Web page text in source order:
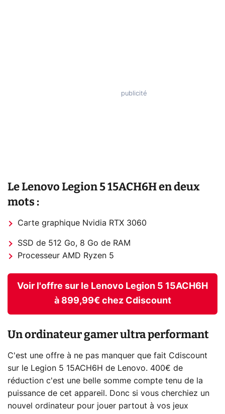
Le Lenovo Legion 5 15ACH6H en deux
mots :
Carte graphique Nvidia RTX 3060
SSD de 512 Go, 8 Go de RAM
Processeur AMD Ryzen 5
Voir l'offre sur le Lenovo Legion 5 15ACH6H
à 899,99€ chez Cdiscount
Un ordinateur gamer ultra performant
C'est une offre à ne pas manquer que fait Cdiscount
sur le Legion 5 15ACH6H de Lenovo. 400€ de
réduction c'est une belle somme compte tenu de la
puissance de cet appareil. Donc si vous cherchiez un
nouvel ordinateur pour jouer partout à vos jeux